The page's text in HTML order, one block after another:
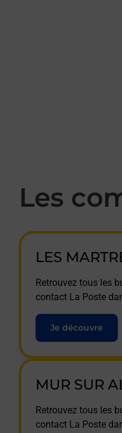
Les
LES
Retrouvez tous les
contact La Poste
Je découvre
MUR SUR
Retrouvez tous les
contact La Poste